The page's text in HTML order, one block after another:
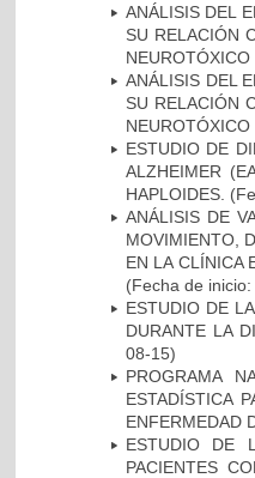
ANÁLISIS DEL
SU RELACIÓN
NEUROTÓXICO
ANÁLISIS DEL
SU RELACIÓN
NEUROTÓXICO
ESTUDIO DE
ALZHEIMER
HAPLOIDES.
ANÁLISIS DE
MOVIMIENTO,
EN LA CLÍNICA
(Fecha de
ESTUDIO DE
DURANTE LA
08-15)
PROGRAMA
ESTADÍSTICA
ENFERMEDAD
ESTUDIO DE
PACIENTES